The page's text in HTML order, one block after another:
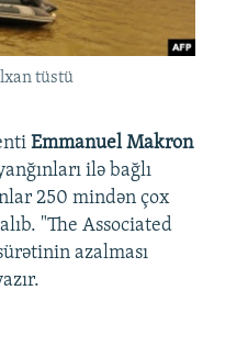
tüstü
Emmanuel Makron
ilə bağlı
250 mindən çox
"The Associated
azalması